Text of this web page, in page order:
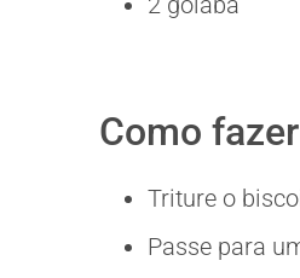
Como
Triture o
Passe para